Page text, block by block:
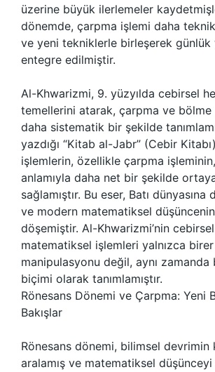
üzerine büyük ilerlemeler
dönemde, çarpma işlemi daha
ve yeni tekniklerle birleşerek günlük
entegre edilmiştir.
Al-Khwarizmi, 9. yüzyılda cebirsel
temellerini atarak, çarpma ve bölme
daha sistematik bir şekilde
yazdığı “Kitab al-Jabr” (Cebir
işlemlerin, özellikle çarpma
anlamıyla daha net bir şekilde ortaya
sağlamıştır. Bu eser, Batı dünyasına
ve modern matematiksel düşüncenin
döşemiştir. Al-Khwarizmi’nin
matematiksel işlemleri yalnızca birer
manipulasyonu değil, aynı zamanda
biçimi olarak tanımlamıştır.
Rönesans Dönemi ve Çarpma: Yeni
Bakışlar
Rönesans dönemi, bilimsel devrimin
aralamış ve matematiksel